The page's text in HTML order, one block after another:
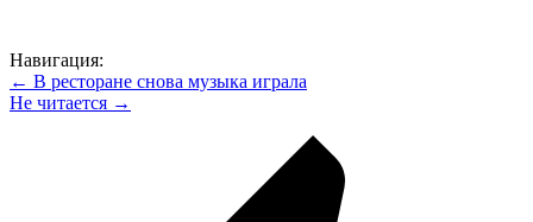
Навигация:
← В ресторане снова музыка играла
Не читается →